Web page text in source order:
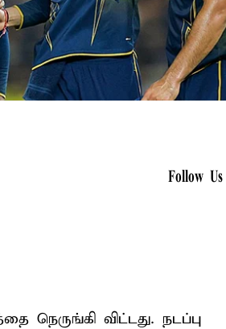
Follow Us
நெருங்கி விட்டது. நடப்பு